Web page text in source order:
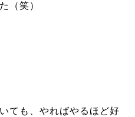
（笑）
ても、やればやるほど好